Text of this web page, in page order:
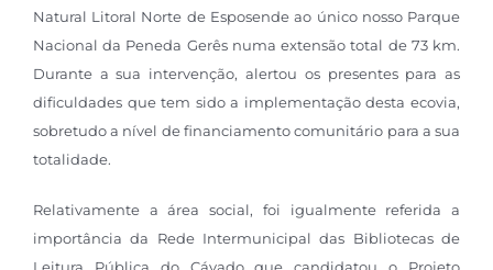
Natural Litoral Norte de Esposende ao único nosso Parque
Nacional da Peneda Gerês numa extensão total de 73 km.
Durante a sua intervenção, alertou os presentes para as
dificuldades que tem sido a implementação desta ecovia,
sobretudo a nível de financiamento comunitário para a sua
totalidade.
Relativamente a área social, foi igualmente referida a
importância da Rede Intermunicipal das Bibliotecas de
Leitura Pública do Cávado que candidatou o Projeto